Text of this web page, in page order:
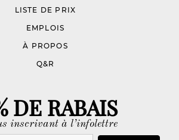
LISTE DE PRIX
EMPLOIS
À PROPOS
Q&R
DE RABAIS
inscrivant à l’infolettre